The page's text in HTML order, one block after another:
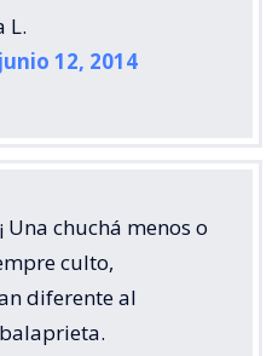
L.
junio 12, 2014
¡ Una chuchá menos o
culto,
diferente al